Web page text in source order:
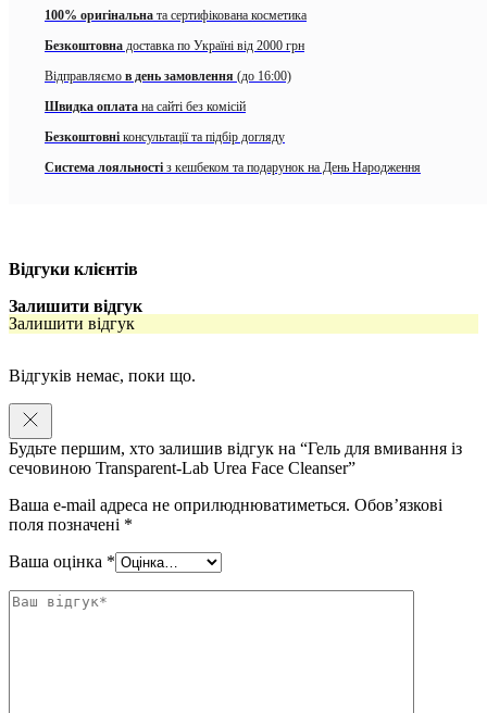
Спосіб застосування
швидкого очищення або включити його як додатковий етап до вашої
процедури подвійного очищення, щоб повністю видалити всі сліди
використовувати наш очищувальний засіб Oil-based Cleanser, як
попередній етап очищення.
100% оригінальна та сертифікована косметика
Безкоштовна доставка по Україні від 2000 грн
Відправляємо в день замовлення (до 16:00)
Швидка оплата на сайті без комісій
Безкоштовні консультації та підбір догляду
Система лояльності з кешбеком та подарунок на День Народження
Відгуки клієнтів
Залишити відгук
Залишити відгук
Відгуків немає, поки що.
Будьте першим, хто залишив відгук на “Гель для вмивання із
сечовиною Transparent-Lab Urea Face Cleanser”
Ваша e-mail адреса не оприлюднюватиметься. Обов’язкові
поля позначені *
Ваша оцінка *